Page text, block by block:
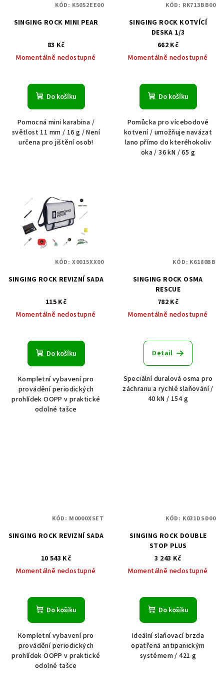
SINGING ROCK MINI PEAR
83 Kč
Momentálně nedostupné
Do košíku
Pomocná mini karabina /
světlost 11 mm / 16 g / Není
určena pro jištění osob!
KÓD: K5052EE00
SINGING ROCK KOTVÍCÍ
DESKA 1/3
662 Kč
Momentálně nedostupné
Do košíku
Pomůcka pro vícebodové
kotvení / umožňuje navázat
lano přímo do kteréhokoliv
oka / 36 kN / 65 g
KÓD: RK713BB00
SINGING ROCK REVIZNÍ SADA
115 Kč
Momentálně nedostupné
Do košíku
Kompletní vybavení pro
provádění periodických
prohlídek OOPP v praktické
odolné tašce
KÓD: X0015XX00
SINGING ROCK OSMA
RESCUE
782 Kč
Momentálně nedostupné
Detail
Speciální duralová osma pro
záchranu a rychlé slaňování /
40 kN / 154 g
KÓD: K6180BB
SINGING ROCK REVIZNÍ SADA
10 543 Kč
Momentálně nedostupné
Do košíku
Kompletní vybavení pro
provádění periodických
prohlídek OOPP v praktické
odolné tašce
KÓD: M0000XSET
SINGING ROCK DOUBLE
STOP PLUS
3 243 Kč
Momentálně nedostupné
Do košíku
Ideální slaňovací brzda
opatřená antipanickým
systémem / 421 g
KÓD: K031DSD00